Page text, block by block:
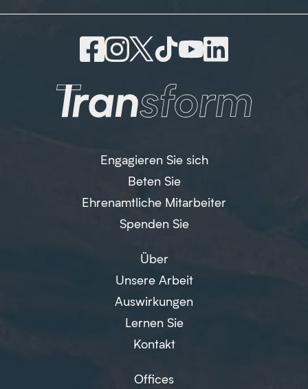
Engagieren Sie sich
Beten Sie
Ehrenamtliche Mitarbeiter
Spenden Sie
Über
Unsere Arbeit
Auswirkungen
Lernen Sie
Kontakt
Offices